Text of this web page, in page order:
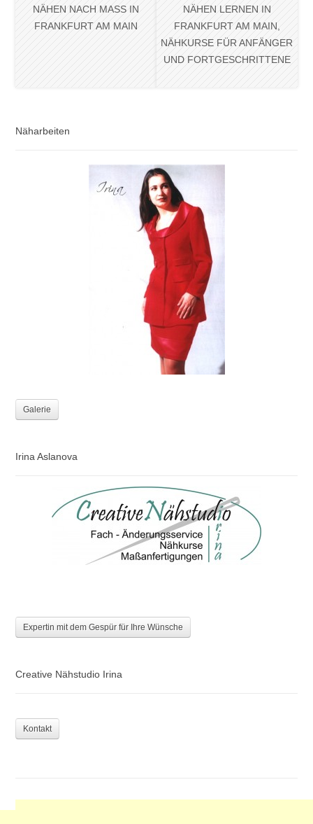
NÄHEN NACH MASS IN F
RANKFURT AM MAIN
NÄHEN LERNEN IN
FRANKFURT AM MAIN,
NÄHKURSE FÜR ANFÄNGER
UND FORTGESCHRITTENE
Näharbeiten
Galerie
Irina Aslanova
Expertin mit dem Gespür für Ihre Wünsche
Creative Nähstudio Irina
Kontakt